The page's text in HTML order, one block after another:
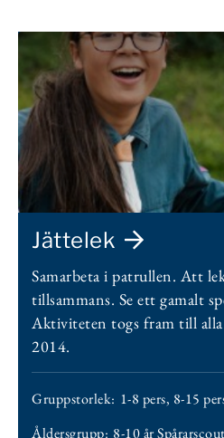
Jättelek
Samarbeta i patrullen. Att
tillsammans. Se ett gamalt
Aktiviteten togs fram till alla
2014.
Gruppstorlek: 1-8 pers, 8-15
Åldersgrupp: 8-10 år Spårarscout